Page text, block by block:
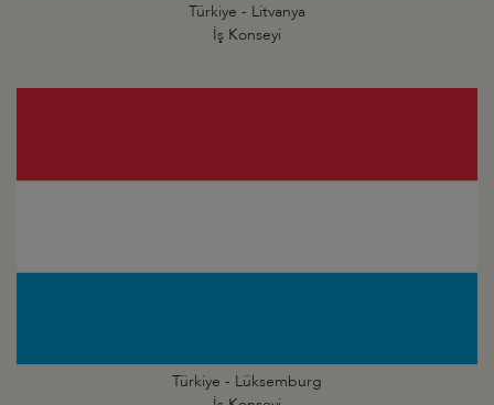
Türkiye - Litvanya
İş Konseyi
Türkiye - Lüksemburg